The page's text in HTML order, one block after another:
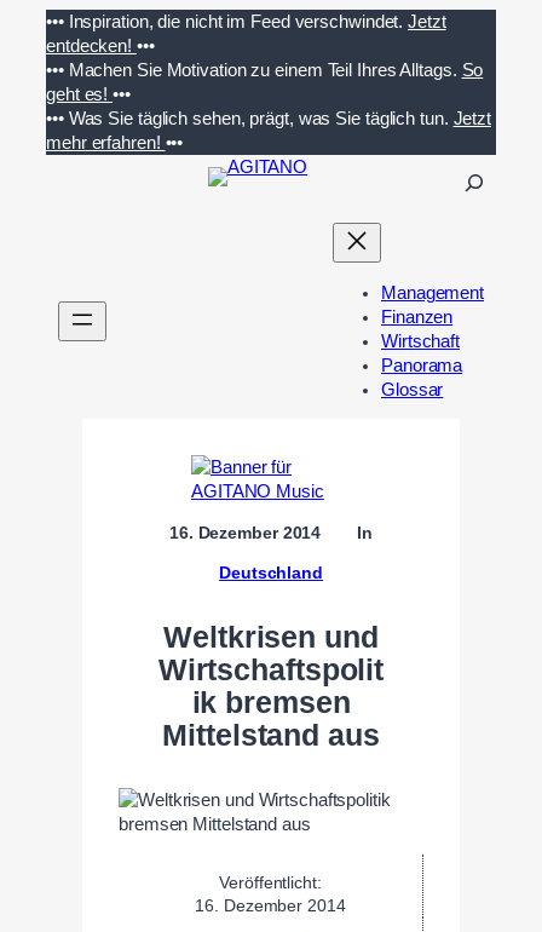
Inhalt
springen
••• Inspiration, die nicht im Feed verschwindet. Jetzt
entdecken! •••
••• Machen Sie Motivation zu einem Teil Ihres Alltags. So
geht es!•••
••• Was Sie täglich sehen, prägt, was Sie täglich tun. Jetzt
mehr erfahren! •••
n
Management
Finanzen
Wirtschaft
Panorama
Glossar
16. Dezember 2014 In
Deutschland
Weltkrisen und
Wirtschaftspolit
ik bremsen
Mittelstand aus
Veröffentlicht:
16. Dezember 2014